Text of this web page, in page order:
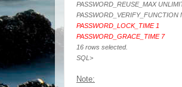
PASSWORD_REUSE_MAX
PASSWORD_VERIFY_FUNCTION
PASSWORD_LOCK_TIME 1
PASSWORD_GRACE_TIME 7
16 rows selected.
SQL>
Note: